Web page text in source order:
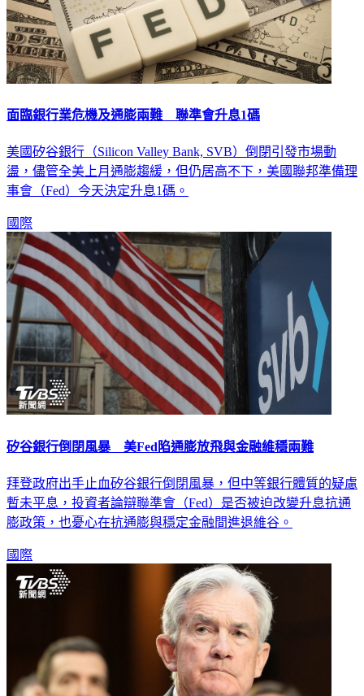
面臨銀行業危機及通膨兩難 聯準會升息1碼
美國矽谷銀行（Silicon Valley Bank, SVB）倒閉引發市場動
盪，儘管全美上月通膨趨緩，但仍居高不下，美國聯邦準備理
事會（Fed）今天決定升息1碼。
國際
矽谷銀行倒閉風暴 美Fed陷通膨放飛與金融維穩兩難
拜登政府出手止血矽谷銀行倒閉風暴，但中等銀行體質的疑慮
暫未平息，投資者論辯聯準會（Fed）是否被迫改變升息抗通
膨政策，也憂心在抗通膨與穩定金融間進退維谷。
國際